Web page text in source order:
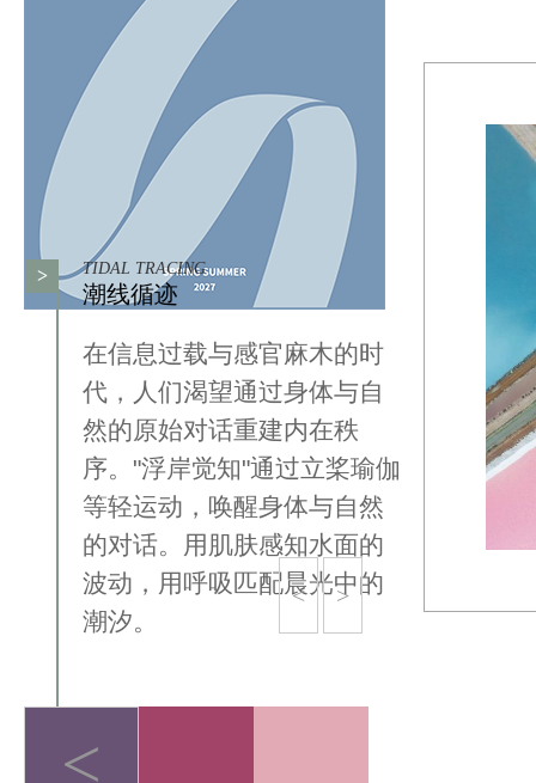
< >
> TIDAL TRACING
潮线循迹
在信息过载与感官麻木的时
代，人们渴望通过身体与自
然的原始对话重建内在秩
序。"浮岸觉知"通过立桨瑜伽
等轻运动，唤醒身体与自然
的对话。用肌肤感知水面的
波动，用呼吸匹配晨光中的
潮汐。
<